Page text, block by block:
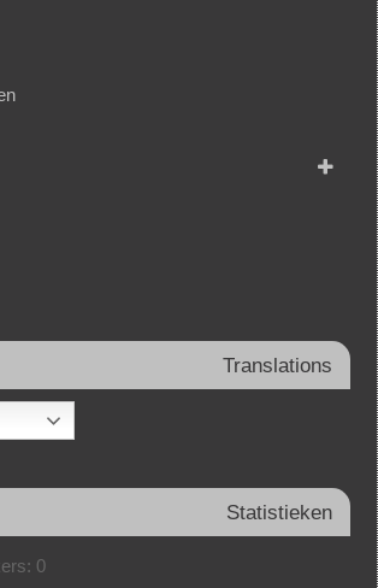
Translations
Statistieken
0